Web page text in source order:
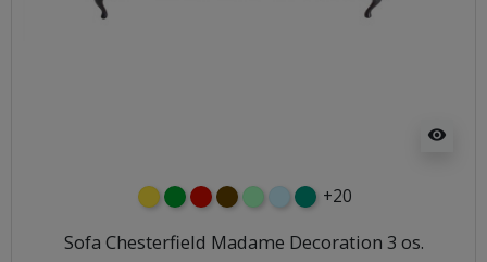
visibility
żółtyzielonyczerwony
czekoladowy
miętowybłękitny
turkusowy
+20
Sofa Chesterfield Madame Decoration 3 os.